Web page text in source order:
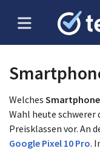
Welches Smartphone
Wahl heute schwerer
Preisklassen vor. An
Google Pixel 10 Pro.